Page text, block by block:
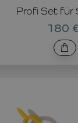
Profi Set für
180